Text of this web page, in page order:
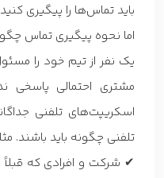
باید تماس‌ها را پیگیری
اما نحوه پیگیری تماس
یک نفر از تیم خود را
مشتری احتمالی پاسخی
اسکریپت‌های تلفنی
تلفنی چگونه باید باشند.
✔ شرکت و افرادی که قبلاً